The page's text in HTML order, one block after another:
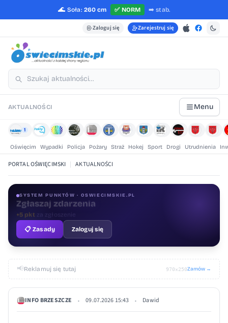
🌊 Soła: 260 cm ✅ NORM ➡️stab.
Zaloguj się Zarejestruj się
AKTUALNOŚCI Menu
1
Oświęcim Wypadki Policja Pożary Straż Hokej Sport Drogi Utrudnienia
PORTAL OŚWIĘCIMSKI | AKTUALNOŚCI
SYSTEM PUNKTÓW · OSWIECIMSKIE.PL
Oceniaj treści
+1 pktza ocenę
📋 Zasady
Zaloguj się
📢Reklamuj się tutaj 970×250Zamów →
INFO BRZESZCZE • 09.07.2026 15:43 • Dawid